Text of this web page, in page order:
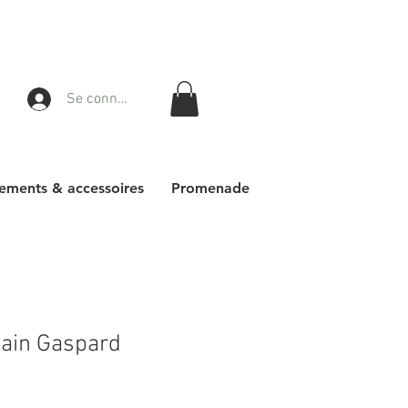
Se connecter
& accessoires Promenade
Gaspard